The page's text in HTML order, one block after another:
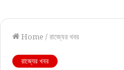
Home /রাজ্যের খবর
রাজ্যের খবর